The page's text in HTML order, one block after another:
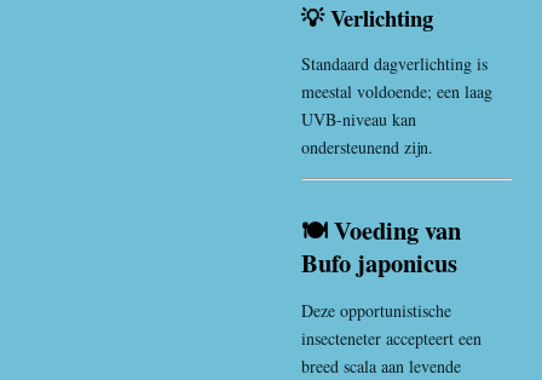
💡 Verlichting
Standaard dagverlichting is
meestal voldoende; een laag
UVB-niveau kan
ondersteunend zijn.
🍽️ Voeding van
Bufo japonicus
Deze opportunistische
insecteneter accepteert een
breed scala aan levende